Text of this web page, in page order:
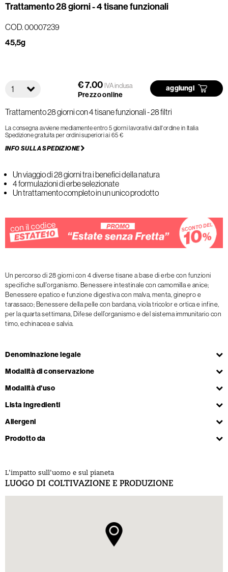
Trattamento 28 giorni - 4 tisane funzionali
COD. 00007239
45,5g
1 € 7.00 IVA inclusa
Prezzo online
aggiungi
Trattamento 28 giorni con 4 tisane funzionali - 28 filtri
La consegna avviene mediamente entro 5 giorni lavorativi dall'ordine in Italia
Spedizione gratuita per ordini superiori ai 65 €
INFO SULLA SPEDIZIONE
Un viaggio di 28 giorni tra i benefici della natura
4 formulazioni di erbe selezionate
Un trattamento completo in un unico prodotto
Un percorso di 28 giorni con 4 diverse tisane a base di erbe con funzioni
specifiche sull'organismo. Benessere intestinale con camomilla e anice;
Benessere epatico e funzione digestiva con malva, menta, ginepro e
tarassaco; Benessere della pelle con bardana, viola tricolor e ortica e infine,
per la quarta settimana, Difese dell’organismo e del sistema immunitario con
timo, echinacea e salvia.
Denominazione legale
Modalità di conservazione
Modalità d'uso
Lista ingredienti
Allergeni
Prodotto da
L'impatto sull'uomo e sul pianeta
LUOGO DI COLTIVAZIONE E PRODUZIONE